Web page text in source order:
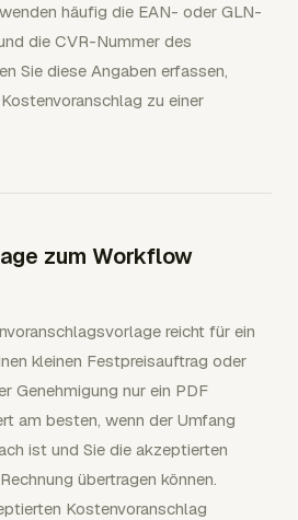
häufig die EAN- oder GLN-
die CVR-Nummer des
Sie diese Angaben erfassen,
zu einer
zum Workflow
reicht für ein
kleinen Festpreisauftrag oder
Genehmigung nur ein PDF
am besten, wenn der Umfang
ist und Sie die akzeptierten
übertragen können.
Kostenvoranschlag